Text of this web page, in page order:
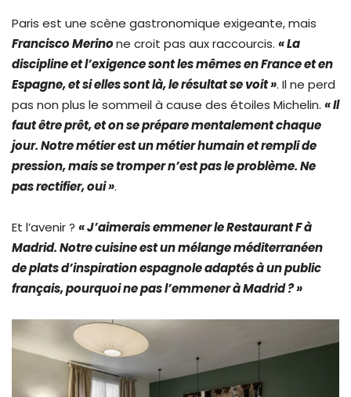
Paris est une scène gastronomique exigeante, mais
Francisco Merinone croit pas aux raccourcis. « La
discipline et l’exigence sont les mêmes en France et en
Espagne, et si elles sont là, le résultat se voit ». Il ne perd
pas non plus le sommeil à cause des étoiles Michelin. « Il
faut être prêt, et on se prépare mentalement chaque
jour. Notre métier est un métier humain et rempli de
pression, mais se tromper n’est pas le problème. Ne
pas rectifier, oui ».
Et l’avenir ? « J’aimerais emmener le Restaurant F à
Madrid. Notre cuisine est un mélange méditerranéen
de plats d’inspiration espagnole adaptés à un public
français, pourquoi ne pas l’emmener à Madrid ? »